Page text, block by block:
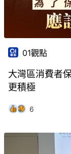
01觀點
大灣區消費者
更積極
6